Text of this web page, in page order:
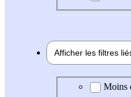
Afficher les filtres
ExpérienceMoins